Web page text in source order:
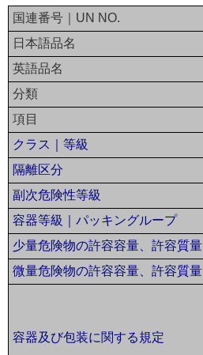
国連番号｜UN NO.
日本語品名
英語品名
分類
項目
クラス｜等級
隔離区分
副次危険性等級
容器等級｜パッキングループ
少量危険物の許容容量、許容質量
微量危険物の許容容量、許容質量
容器及び包装に関する規定